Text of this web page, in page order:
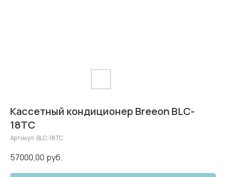
Кассетный кондиционер Breeon BLC-
18TC
Артикул: BLC-18TC
57000,00 руб.